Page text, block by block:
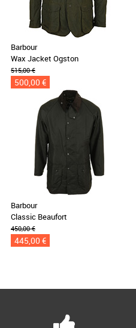
Barbour
Wax Jacket Ogston
515,00 €
500,00 €
Barbour
Classic Beaufort
450,00 €
445,00 €